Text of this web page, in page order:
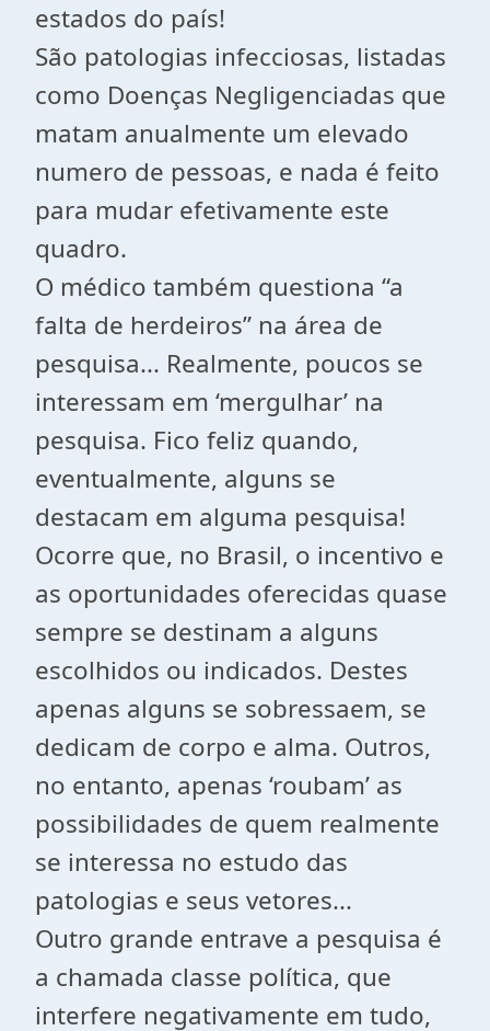
estados do país!
São patologias infecciosas, listadas
como Doenças Negligenciadas que
matam anualmente um elevado
numero de pessoas, e nada é feito
para mudar efetivamente este
quadro.
O médico também questiona “a
falta de herdeiros” na área de
pesquisa... Realmente, poucos se
interessam em ‘mergulhar’ na
pesquisa. Fico feliz quando,
eventualmente, alguns se
destacam em alguma pesquisa!
Ocorre que, no Brasil, o incentivo e
as oportunidades oferecidas quase
sempre se destinam a alguns
escolhidos ou indicados. Destes
apenas alguns se sobressaem, se
dedicam de corpo e alma. Outros,
no entanto, apenas ‘roubam’ as
possibilidades de quem realmente
se interessa no estudo das
patologias e seus vetores...
Outro grande entrave a pesquisa é
a chamada classe política, que
interfere negativamente em tudo,